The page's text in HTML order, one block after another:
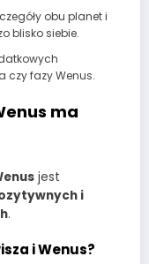
obu planet i
blisko siebie.
czy fazy Wenus.
ma
jest
i
.
i Wenus?